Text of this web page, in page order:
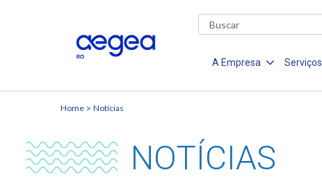
A Empresa Serviços
Home Notícias
NOTÍCIAS